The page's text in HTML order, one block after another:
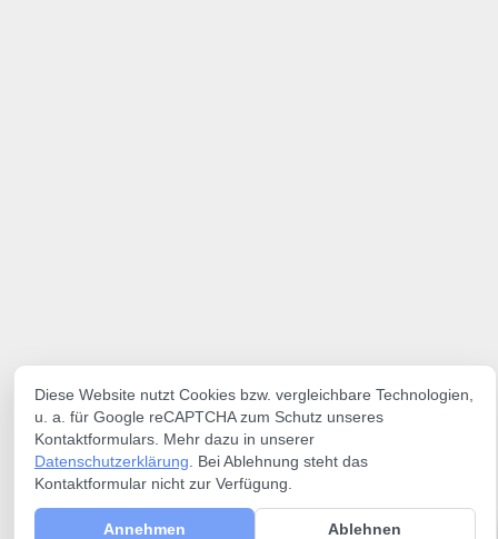
Diese Website nutzt Cookies bzw. vergleichbare Technologien,
u. a. für Google reCAPTCHA zum Schutz unseres
Kontaktformulars. Mehr dazu in unserer
Datenschutzerklärung . Bei Ablehnung steht das
Kontaktformular nicht zur Verfügung.
Annehmen Ablehnen